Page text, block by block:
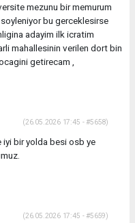
mezunu bir memurum
bu gerceklesirse
adayim ilk icratim
mahallesinin verilen dort bin
getirecam ,
(26.05.2026 17:45 - #5658)
bir yolda besi osb ye
(26.05.2026 17:45 - #5659)